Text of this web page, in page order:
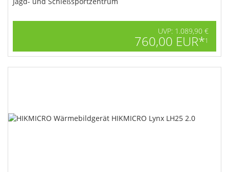
UVP: 1.089,90 €
760,00 EUR*1